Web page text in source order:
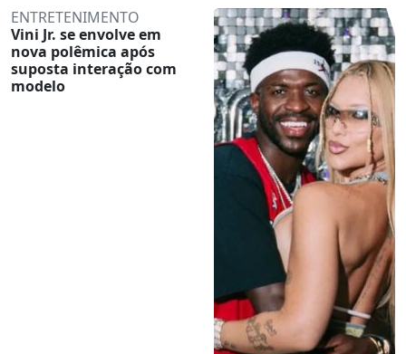
ENTRETENIMENTO
Vini Jr. se envolve em
nova polêmica após
suposta interação com
modelo